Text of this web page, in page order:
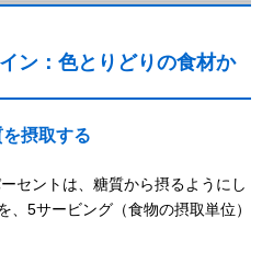
ン：色とりどりの食材か
摂取する
セントは、糖質から摂るようにし
、5サービング（食物の摂取単位）